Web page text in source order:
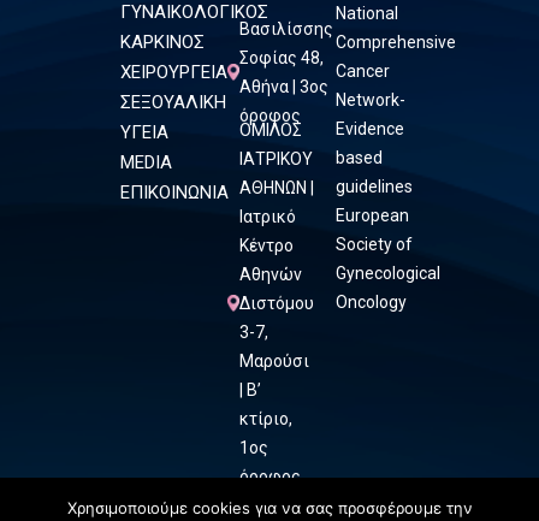
ΓΥΝΑΙΚΟΛΟΓΙΚΟΣ
ΚΑΡΚΙΝΟΣ
ΧΕΙΡΟΥΡΓΕΙΑ
ΣΕΞΟΥΑΛΙΚΗ
ΥΓΕΙΑ
MEDIA
ΕΠΙΚΟΙΝΩΝΙΑ
Βασιλίσσης
Σοφίας 48,
Αθήνα | 3ος
όροφος
ΟΜΙΛΟΣ
ΙΑΤΡΙΚΟΥ
ΑΘΗΝΩΝ |
Ιατρικό
Κέντρο
Αθηνών
Διστόμου
3-7,
Μαρούσι
| Β’
κτίριο,
1ος
όροφος
National
Comprehensive
Cancer
Network-
Evidence
based
guidelines
European
Society of
Gynecological
Oncology
Χρησιμοποιούμε cookies για να σας προσφέρουμε την